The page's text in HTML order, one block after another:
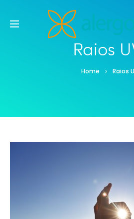
Raios
Home Raios